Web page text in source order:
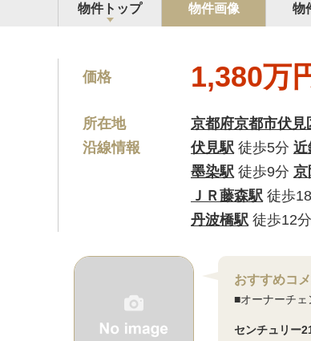
物件トップ 物件画像 物
価格 1,380万
所在地 京都府京都市伏見
沿線情報
伏見駅 徒歩5分 近
墨染駅 徒歩9分 京
ＪＲ藤森駅 徒歩
丹波橋駅 徒歩12分
おすすめコ
■オーナーチ
センチュリー